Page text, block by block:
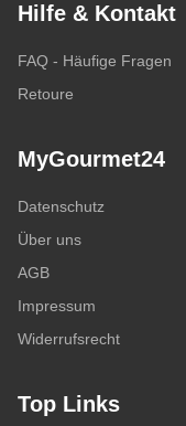
Hilfe & Kontakt
FAQ - Häufige Fragen
Retoure
MyGourmet24
Datenschutz
Über uns
AGB
Impressum
Widerrufsrecht
Top Links